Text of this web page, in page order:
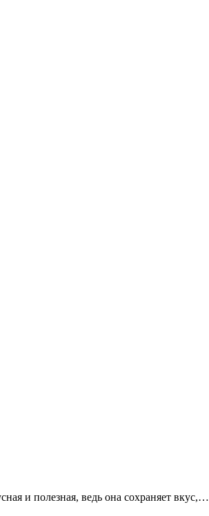
и полезная, ведь она сохраняет вкус,…